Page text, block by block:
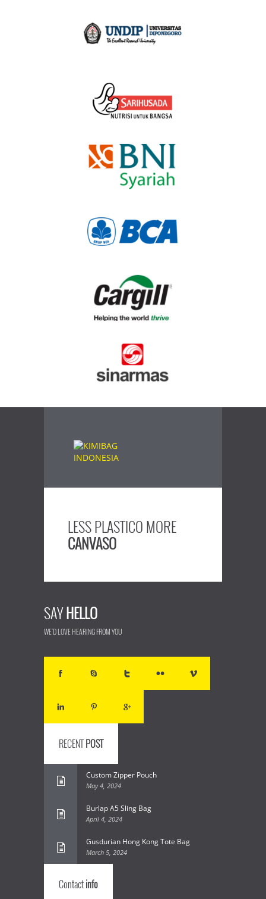
LESS PLASTICO MORE
CANVASO
SAYHELLO
WE'D LOVE HEARING FROM YOU
RECENTPOST
Custom Zipper Pouch
May 4, 2024
Burlap A5 Sling Bag
April 4, 2024
Gusdurian Hong Kong Tote Bag
March 5, 2024
Contactinfo